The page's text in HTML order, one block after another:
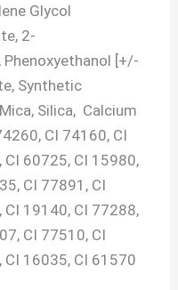
Glycol
2-
[+/-
Synthetic
Silica, Calcium
CI 74160, CI
60725, CI 15980,
CI 77891, CI
19140, CI 77288,
CI 77510, CI
16035, CI 61570